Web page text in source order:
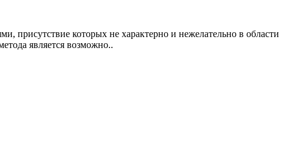
присутствие которых не характерно и нежелательно в области
является возможно..